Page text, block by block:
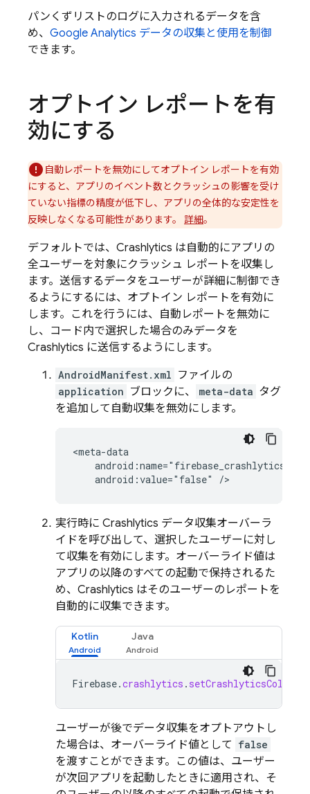
パンくずリストのログに入力されるデータを含
め、 Google Analytics データの収集と使用を制御
できます。
オプトイン レポートを有
効にする
自動レポートを無効にしてオプトイン レポートを有効
にすると、アプリのイベント数とクラッシュの影響を受け
ていない指標の精度が低下し、アプリの全体的な安定性を
反映しなくなる可能性があります。 詳細。
デフォルトでは、 Crashlytics は自動的にアプリの
全ユーザーを対象にクラッシュ レポートを収集し
ます。送信するデータをユーザーが詳細に制御でき
るようにするには、オプトイン レポートを有効に
します。これを行うには、自動レポートを無効に
し、コード内で選択した場合のみデータを
Crashlytics に送信するようにします。
AndroidManifest.xml ファイルの
application ブロックに、 meta-data タグ
を追加して自動収集を無効にします。
android:value="false"
実行時に Crashlytics データ収集オーバーラ
イドを呼び出して、選択したユーザーに対し
て収集を有効にします。オーバーライド値は
アプリの以降のすべての起動で保持されるた
め、 Crashlytics はそのユーザーのレポートを
自動的に収集できます。
Kotlin Java
Firebase.crashlytics .
ユーザーが後でデータ収集をオプトアウトし
た場合は、オーバーライド値として false
を渡すことができます。この値は、ユーザー
が次回アプリを起動したときに適用され、そ